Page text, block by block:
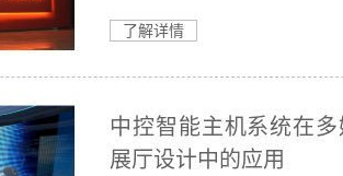
了解详情
中控智能主机系统在
展厅设计中的应用